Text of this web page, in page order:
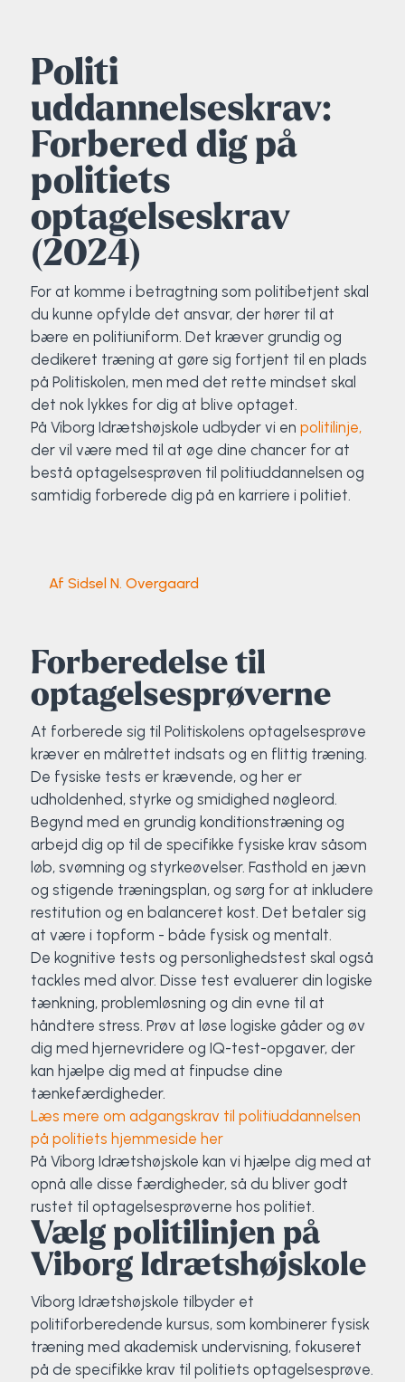
Politi
uddannelseskrav:
Forbered dig på
politiets
optagelseskrav
(2024)
For at komme i betragtning som politibetjent skal
du kunne opfylde det ansvar, der hører til at
bære en politiuniform. Det kræver grundig og
dedikeret træning at gøre sig fortjent til en plads
på Politiskolen, men med det rette mindset skal
det nok lykkes for dig at blive optaget.
På Viborg Idrætshøjskole udbyder vi en politilinje,
der vil være med til at øge dine chancer for at
bestå optagelsesprøven til politiuddannelsen og
samtidig forberede dig på en karriere i politiet.
Af Sidsel N. Overgaard
Forberedelse til
optagelsesprøverne
At forberede sig til Politiskolens optagelsesprøve
kræver en målrettet indsats og en flittig træning.
De fysiske tests er krævende, og her er
udholdenhed, styrke og smidighed nøgleord.
Begynd med en grundig konditionstræning og
arbejd dig op til de specifikke fysiske krav såsom
løb, svømning og styrkeøvelser. Fasthold en jævn
og stigende træningsplan, og sørg for at inkludere
restitution og en balanceret kost. Det betaler sig
at være i topform - både fysisk og mentalt.
De kognitive tests og personlighedstest skal også
tackles med alvor. Disse test evaluerer din logiske
tænkning, problemløsning og din evne til at
håndtere stress. Prøv at løse logiske gåder og øv
dig med hjernevridere og IQ-test-opgaver, der
kan hjælpe dig med at finpudse dine
tænkefærdigheder.
Læs mere om adgangskrav til politiuddannelsen
på politiets hjemmeside her
På Viborg Idrætshøjskole kan vi hjælpe dig med at
opnå alle disse færdigheder, så du bliver godt
rustet til optagelsesprøverne hos politiet.
Vælg politilinjen på
Viborg Idrætshøjskole
Viborg Idrætshøjskole tilbyder et
politiforberedende kursus, som kombinerer fysisk
træning med akademisk undervisning, fokuseret
på de specifikke krav til politiets optagelsesprøve.
Brochure
Priser
Fodbold
Friluftsliv
Futsal
Golf
Hiphop
HYROX
Kajak
Klatring
Løb
Rytmisk gymnastik
Ski & snowboard
Spring
Styrketræning
Surf
SUP
Svømning og Livredning
Tons og teambuilding
Vandsport
Volleyball
Yoga
Sportsmassør
Strik og Hækling
Udekøkken
Ølbrygning
Politi-teori
Ro på
Sportspsykologi
Træner- og lederakademi
Sportsmassør
Træner- og lederakademi
Skitur til Norge
Surf i Marokko
Peter Fuglsang
Thomas Skovgaard
Trine Rask-Nielsen
Troels Rasmussen